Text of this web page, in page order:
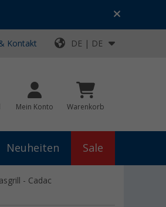
Top-Deals für dein Abenteuer!
Kontakt DE | DE
Mein Konto Warenkorb
Neuheiten Sale
- Cadac